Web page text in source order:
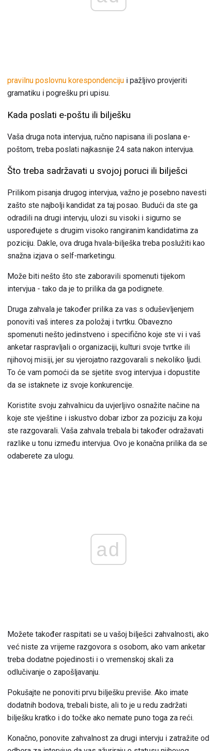
pravilnu poslovnu korespondenciju i pažljivo provjeriti
gramatiku i pogrešku pri upisu.
Kada poslati e-poštu ili bilješku
Vaša druga nota intervjua, ručno napisana ili poslana e-
poštom, treba poslati najkasnije 24 sata nakon intervjua.
Što treba sadržavati u svojoj poruci ili bilješci
Prilikom pisanja drugog intervjua, važno je posebno navesti
zašto ste najbolji kandidat za taj posao. Budući da ste ga
odradili na drugi intervju, ulozi su visoki i sigurno se
uspoređujete s drugim visoko rangiranim kandidatima za
poziciju. Dakle, ova druga hvala-bilješka treba poslužiti kao
snažna izjava o self-marketingu.
Može biti nešto što ste zaboravili spomenuti tijekom
intervjua - tako da je to prilika da ga podignete.
Druga zahvala je također prilika za vas s oduševljenjem
ponoviti vaš interes za položaj i tvrtku. Obavezno
spomenuti nešto jedinstveno i specifično koje ste vi i vaš
anketar raspravljali o organizaciji, kulturi svoje tvrtke ili
njihovoj misiji, jer su vjerojatno razgovarali s nekoliko ljudi.
To će vam pomoći da se sjetite svog intervjua i dopustite
da se istaknete iz svoje konkurencije.
Koristite svoju zahvalnicu da uvjerljivo osnažite načine na
koje ste vještine i iskustvo dobar izbor za poziciju za koju
ste razgovarali. Vaša zahvala trebala bi također odražavati
razlike u tonu između intervjua. Ovo je konačna prilika da se
odaberete za ulogu.
ad
Možete također raspitati se u vašoj bilješci zahvalnosti, ako
već niste za vrijeme razgovora s osobom, ako vam anketar
treba dodatne pojedinosti i o vremenskoj skali za
odlučivanje o zapošljavanju.
Pokušajte ne ponoviti prvu bilješku previše. Ako imate
dodatnih bodova, trebali biste, ali to je u redu zadržati
bilješku kratko i do točke ako nemate puno toga za reći.
Konačno, ponovite zahvalnost za drugi intervju i zatražite od